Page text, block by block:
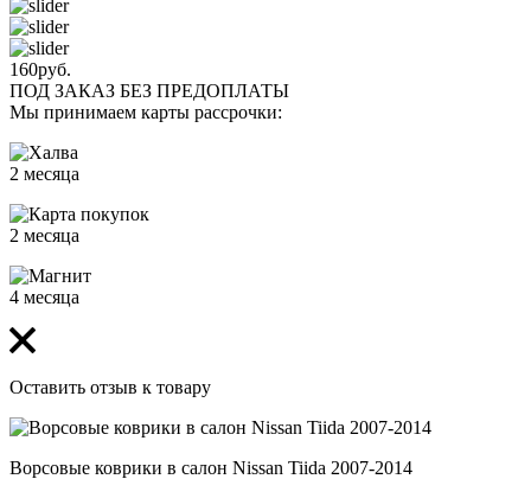
160руб.
ПОД ЗАКАЗ БЕЗ ПРЕДОПЛАТЫ
Мы принимаем карты рассрочки:
2 месяца
2 месяца
4 месяца
Оставить отзыв к товару
Ворсовые коврики в салон Nissan Tiida 2007-2014